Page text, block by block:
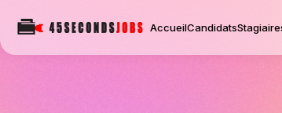
AccueilCandidats